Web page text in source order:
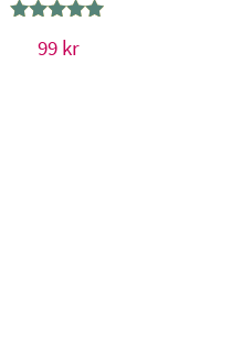
5.00
99 kr